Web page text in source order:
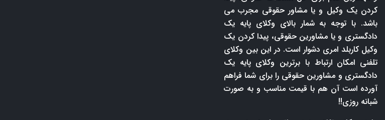
کردن یک وکیل و یا مشاور حقوقی مجرب می
باشد. با توجه به شمار بالای وکلای پایه یک
دادگستری و یا مشاورین حقوقی، پیدا کردن یک
وکیل کاربلد امری دشوار است. در این بین وکلای
تلفنی امکان ارتباط با برترین وکلای پایه یک
دادگستری و مشاورین حقوقی را برای شما فراهم
آورده است آن هم با قیمت مناسب و به صورت
شبانه روزی!!